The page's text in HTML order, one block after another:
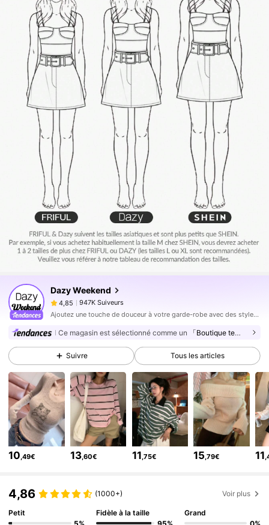
Dazy Weekend
4,85
947K Suiveurs
n***y est en train de naviguer
4,85
947K Suiveurs
4,85 947K Suiveurs
4,85 947K Suiveurs
4,85 947K Suiveurs
4,85 947K Suiveurs
4,85 947K Suiveurs
4,85 947K Suiveurs
4,85 947K Suiveurs
Ajoutez une touche de douceur à votre garde-robe avec des styles qui débordent de mignonnerie dans chaque détail.
Ce magasin est sélectionné comme un 「Boutique tendance」
Suivre Tous les articles
10,49€ 13,60€ 11,75€ 15,79€ 11
4,86 (1000+) Voir plus
Petit
Fidèle à la taille
Grand